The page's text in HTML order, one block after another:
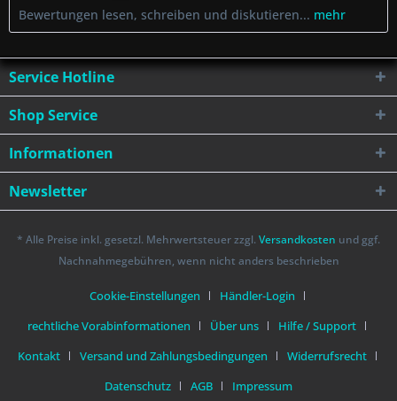
Bewertungen lesen, schreiben und diskutieren... mehr
Service Hotline
Shop Service
Informationen
Newsletter
* Alle Preise inkl. gesetzl. Mehrwertsteuer zzgl. Versandkosten und ggf.
Nachnahmegebühren, wenn nicht anders beschrieben
Cookie-Einstellungen
Händler-Login
rechtliche Vorabinformationen
Über uns
Hilfe / Support
Kontakt
Versand und Zahlungsbedingungen
Widerrufsrecht
Datenschutz
AGB Impressum